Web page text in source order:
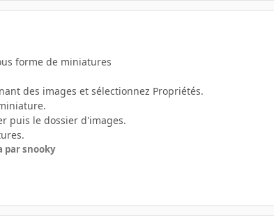
forme de miniatures
des images et sélectionnez Propriétés.
puis le dossier d'images.
par snooky